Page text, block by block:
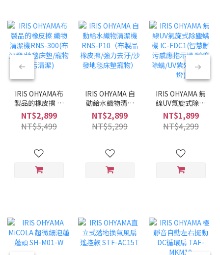
IRIS OHYAMA布
製品的橡皮擦 織
物清潔機RNS-
300(布沙發/地毯
床墊/寵物髒污清
NT$2,899
NT$5,499
IRIS OHYAMA 自
動給水織物清潔
機 RNS-P10（布
製品橡皮擦/強力
去汙/沙發地毯床
NT$2,899
NT$5,299
IRIS OHYAMA 無
線UV氣旋式除塵
螨機 IC-FDC1(智
慧髒污感應指示
燈/除塵除螨/UV
NT$1,899
NT$4,299